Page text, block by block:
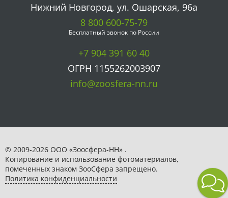
Нижний Новгород, ул. Ошарская, 96а
8 800 600-75-79
Бесплатный звонок по России
+7 904 391 60 40
ОГРН 1155262003907
info@zoosfera-nn.ru
© 2009-2026 ООО «Зоосфера-НН» .
Копирование и использование фотоматериалов,
помеченных знаком ЗooСфера запрещено.
Политика конфиденциальности